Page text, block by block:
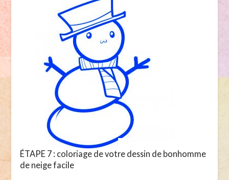
ÉTAPE 7 : coloriage de votre dessin de bonhomme
de neige facile